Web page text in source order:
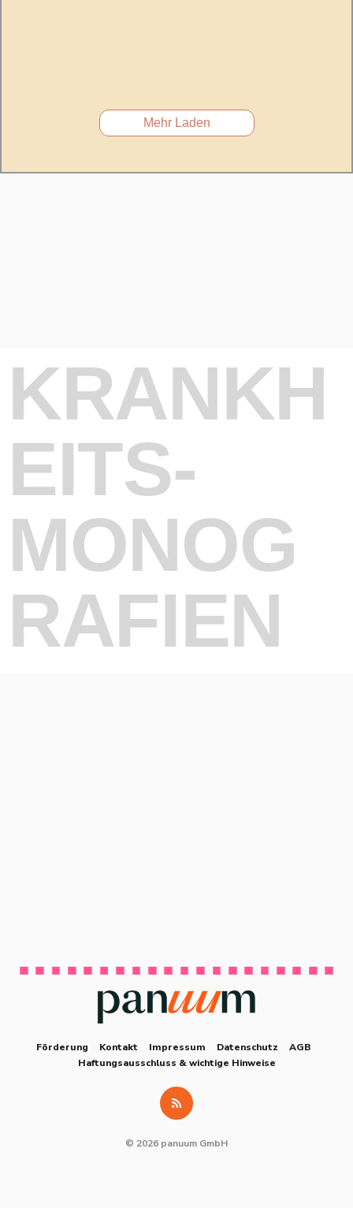
Mehr Laden
KRANKH
EITS-
MONOG
RAFIEN
Förderung Kontakt Impressum Datenschutz
AGB
Haftungsausschluss & wichtige Hinweise
© 2026 panuum GmbH